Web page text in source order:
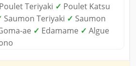
Poulet Teriyaki ✓ Poulet Katsu
Saumon Teriyaki ✓ Saumon
ae ✓ Edamame ✓ Algue